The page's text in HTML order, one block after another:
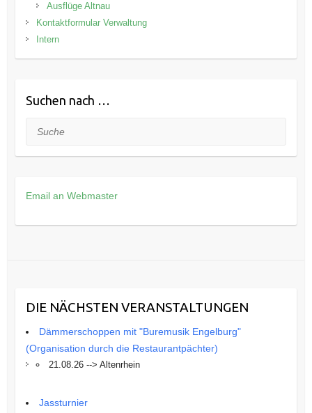
Ausflüge Altnau
Kontaktformular Verwaltung
Intern
Suchen nach …
Suche
Email an Webmaster
DIE NÄCHSTEN VERANSTALTUNGEN
Dämmerschoppen mit "Buremusik Engelburg"
(Organisation durch die Restaurantpächter)
21.08.26 --> Altenrhein
Jassturnier